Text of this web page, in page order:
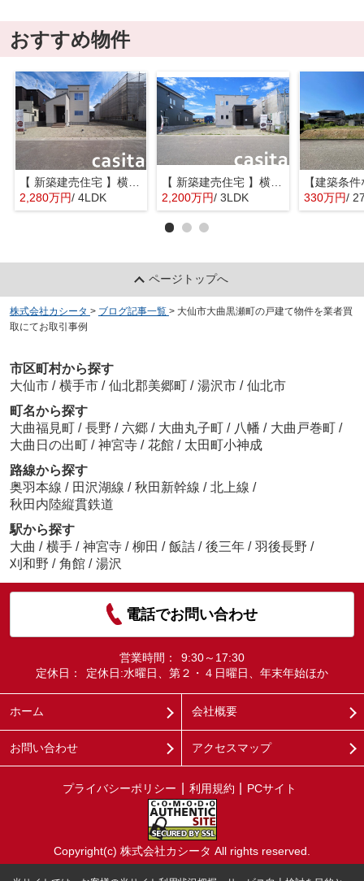
おすすめ物件
【 新築建売住宅 】横手市八幡字長者町No58 横手北小学校区のオール電化 4LDK
2,280万円/ 4LDK
【 新築建売住宅 】横手市八幡字長者町No50 横手北小学校区のオール電化 3LDK
2,200万円/ 3LDK 330万円/
ページトップへ
株式会社カシータ > ブログ記事一覧 > 大仙市大曲黒瀬町の戸建て物件を業者買
取にてお取引事例
市区町村から探す
大仙市 / 横手市 / 仙北郡美郷町 / 湯沢市 / 仙北市
町名から探す
大曲福見町 / 長野 / 六郷 / 大曲丸子町 / 八幡 / 大曲戸巻町 /
大曲日の出町 / 神宮寺 / 花館 / 太田町小神成
路線から探す
奥羽本線 / 田沢湖線 / 秋田新幹線 / 北上線 /
秋田内陸縦貫鉄道
駅から探す
大曲 / 横手 / 神宮寺 / 柳田 / 飯詰 / 後三年 / 羽後長野 /
刈和野 / 角館 / 湯沢
電話でお問い合わせ
営業時間：
9:30～17:30
定休日：
定休日:水曜日、第２・４日曜日、年末年始ほか
ホーム 会社概要
お問い合わせ アクセスマップ
プライバシーポリシー 利用規約 PCサイト
Copyright(c) 株式会社カシータ All rights reserved.